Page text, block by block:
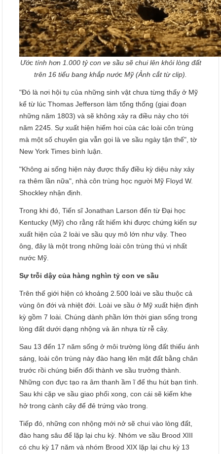
Ước tính hơn 1.000 tỷ con ve sầu sẽ chui lên khỏi lòng đất
trên 16 tiểu bang khắp nước Mỹ (Ảnh cắt từ clip).
"Đó là nơi hội tụ của những sinh vật chưa từng thấy ở Mỹ
kể từ lúc Thomas Jefferson làm tổng thống (giai đoạn
những năm 1803) và sẽ không xảy ra điều này cho tới
năm 2245. Sự xuất hiện hiếm hoi của các loài côn trùng
mà một số chuyên gia vẫn gọi là ve sầu ngày tận thế", tờ
New York Times bình luận.
"Không ai sống hiện này được thấy điều kỳ diệu này xảy
ra thêm lần nữa", nhà côn trùng học người Mỹ Floyd W.
Shockley nhận định.
Trong khi đó, Tiến sĩ Jonathan Larson đến từ Đại học
Kentucky (Mỹ) cho rằng rất hiếm khi được chứng kiến sự
xuất hiện của 2 loài ve sầu quy mô lớn như vậy. Theo
ông, đây là một trong những loài côn trùng thú vị nhất
nước Mỹ.
Sự trỗi dậy của hàng nghìn tỷ con ve sầu
Trên thế giới hiện có khoảng 2.500 loài ve sầu thuộc cả
vùng ôn đới và nhiệt đới. Loài ve sầu ở Mỹ xuất hiện định
kỳ gồm 7 loài. Chúng dành phần lớn thời gian sống trong
lòng đất dưới dạng nhộng và ăn nhựa từ rễ cây.
Sau 13 đến 17 năm sống ở môi trường lòng đất thiếu ánh
sáng, loài côn trùng này đào hang lên mặt đất bằng chân
trước rồi chúng biến đổi thành ve sầu trưởng thành.
Những con đực tạo ra âm thanh ầm ĩ để thu hút bạn tình.
Sau khi cặp ve sầu giao phối xong, con cái sẽ kiếm khe
hở trong cành cây để đẻ trứng vào trong.
Tiếp đó, những con nhộng mới nở sẽ chui vào lòng đất,
đào hang sâu để lặp lại chu kỳ. Nhóm ve sầu Brood XIII
có chu kỳ 17 năm và nhóm Brood XIX lặp lại chu kỳ 13